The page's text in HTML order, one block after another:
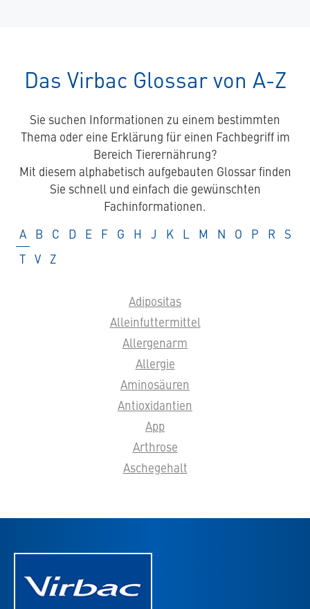
Das Virbac Glossar von A-Z
Sie suchen Informationen zu einem bestimmten
Thema oder eine Erklärung für einen Fachbegriff im
Bereich Tierernährung?
Mit diesem alphabetisch aufgebauten Glossar finden
Sie schnell und einfach die gewünschten
Fachinformationen.
Glossar
A Glossar
B Glossar
C Glossar
D Glossar
E Glossar
F Glossar
G Glossar
H Glossar
J Glossar
K Glossar
L Glossar
M Glossar
N Glossar
O Glossar
P Glossar
R
S
Glossar
T Glossar
V Glossar
Z
Adipositas
Alleinfuttermittel
Allergenarm
Allergie
Aminosäuren
Antioxidantien
App
Arthrose
Aschegehalt